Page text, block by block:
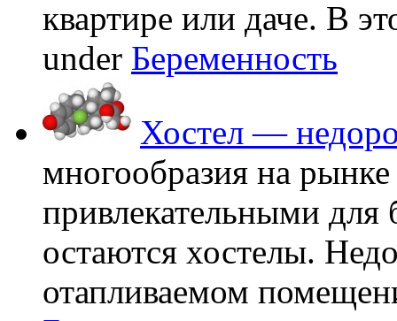
квартире или даче. В
under Беременность
Хостел —
многообразия на
привлекательными
остаются хостелы.
отапливаемом